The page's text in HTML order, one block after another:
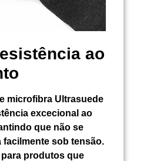
ao
microfibra Ultrasuede
excecional ao
que não se
facilmente sob tensão.
para produtos que